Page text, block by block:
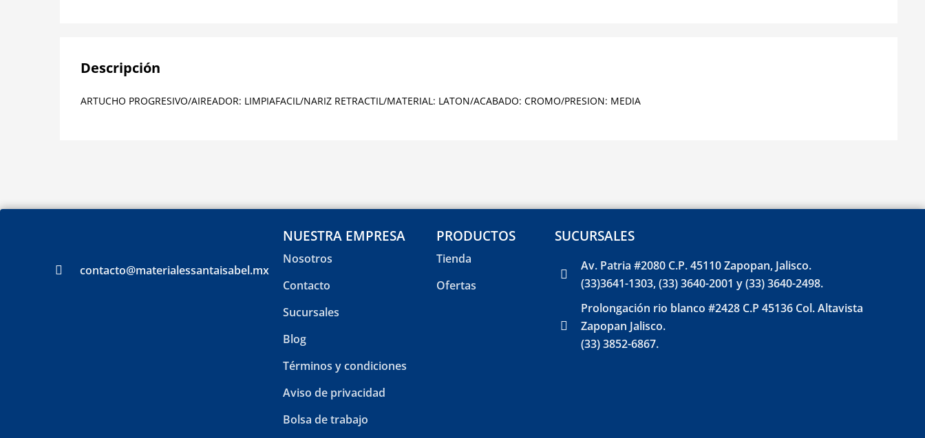
Descripción
ARTUCHO PROGRESIVO/AIREADOR: LIMPIAFACIL/NARIZ RETRACTIL/MATERIAL: LATON/ACABADO: CROMO/PRESION: MEDIA
contacto@materialessantaisabel.mx
NUESTRA EMPRESA
Nosotros
Contacto
Sucursales
Blog
Términos y condiciones
Aviso de privacidad
Bolsa de trabajo
PRODUCTOS
Tienda
Ofertas
SUCURSALES
Av. Patria #2080 C.P. 45110 Zapopan, Jalisco.
(33)3641-1303, (33) 3640-2001 y (33) 3640-2498.
Prolongación rio blanco #2428 C.P 45136 Col. Altavista
Zapopan Jalisco.
(33) 3852-6867.